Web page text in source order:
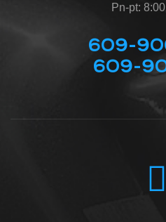
Pn-pt:
609-
609-